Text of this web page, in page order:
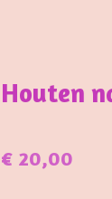
Houten
€ 20,00